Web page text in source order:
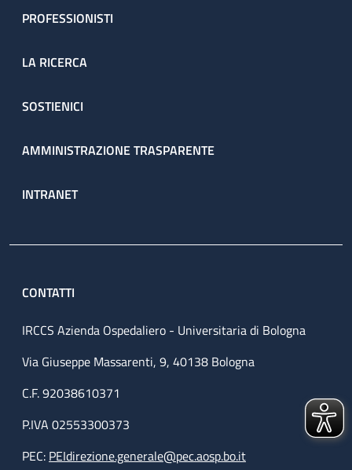
PROFESSIONISTI
LA RICERCA
SOSTIENICI
AMMINISTRAZIONE TRASPARENTE
INTRANET
CONTATTI
IRCCS Azienda Ospedaliero - Universitaria di Bologna
Via Giuseppe Massarenti, 9, 40138 Bologna
C.F. 92038610371
P.IVA 02553300373
PEC: PEIdirezione.generale@pec.aosp.bo.it